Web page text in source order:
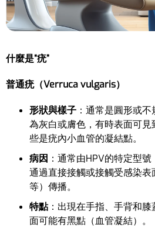
什麼是“疣”
普通疣（Verruca vulgaris）
形狀與樣子 ：通常是圓形或
為灰白或膚色，有時表面可
些是疣內小血管的凝結點。
病因 ：通常由HPV的特定型
通過直接接觸或接觸受感染表
等）傳播。
特點：出現在手指、手背和
面可能有黑點（血管凝結）。